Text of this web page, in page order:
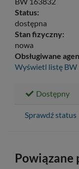
Status:
dostępna
Stan fizyczny:
nowa
Obsługiwane
Wyświetl listę BW
Dostępny
Sprawdź status
Powiązane